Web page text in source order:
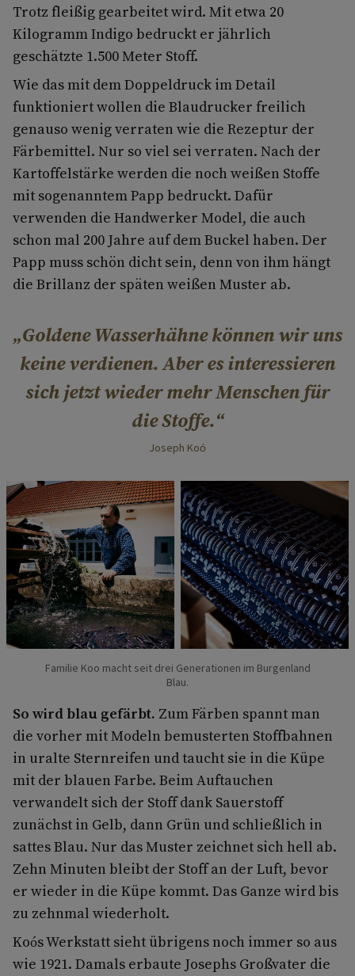
Trotz fleißig gearbeitet wird. Mit etwa 20
Kilogramm Indigo bedruckt er jährlich
geschätzte 1.500 Meter Stoff.
Wie das mit dem Doppeldruck im Detail
funktioniert wollen die Blaudrucker freilich
genauso wenig verraten wie die Rezeptur der
Färbemittel. Nur so viel sei verraten. Nach der
Kartoffelstärke werden die noch weißen Stoffe
mit sogenanntem Papp bedruckt. Dafür
verwenden die Handwerker Model, die auch
schon mal 200 Jahre auf dem Buckel haben. Der
Papp muss schön dicht sein, denn von ihm hängt
die Brillanz der späten weißen Muster ab.
Goldene Wasserhähne können wir uns
keine verdienen. Aber es interessieren
sich jetzt wieder mehr Menschen für
die Stoffe.
Joseph Koó
Familie Koo macht seit drei Generationen im Burgenland
Blau.
So wird blau gefärbt. Zum Färben spannt man
die vorher mit Modeln bemusterten Stoffbahnen
in uralte Sternreifen und taucht sie in die Küpe
mit der blauen Farbe. Beim Auftauchen
verwandelt sich der Stoff dank Sauerstoff
zunächst in Gelb, dann Grün und schließlich in
sattes Blau. Nur das Muster zeichnet sich hell ab.
Zehn Minuten bleibt der Stoff an der Luft, bevor
er wieder in die Küpe kommt. Das Ganze wird bis
zu zehnmal wiederholt.
Koós Werkstatt sieht übrigens noch immer so aus
wie 1921. Damals erbaute Josephs Großvater die